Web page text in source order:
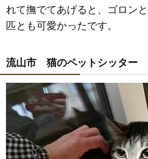
れて撫でてあげると、ゴロン
匹とも可愛かったです。
流山市 猫のペットシッター